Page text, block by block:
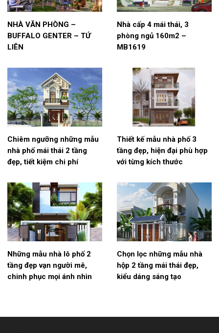
NHÀ VĂN PHÒNG –
BUFFALO GENTER – TỨ
LIÊN
Nhà cấp 4 mái thái, 3
phòng ngủ 160m2 –
MB1619
Chiêm ngưỡng những mẫu
nhà phố mái thái 2 tầng
đẹp, tiết kiệm chi phí
Thiết kế mẫu nhà phố 3
tầng đẹp, hiện đại phù hợp
với từng kích thước
Những mẫu nhà lô phố 2
tầng đẹp vạn người mê,
chinh phục mọi ánh nhìn
Chọn lọc những mẫu nhà
hộp 2 tầng mái thái đẹp,
kiểu dáng sáng tạo